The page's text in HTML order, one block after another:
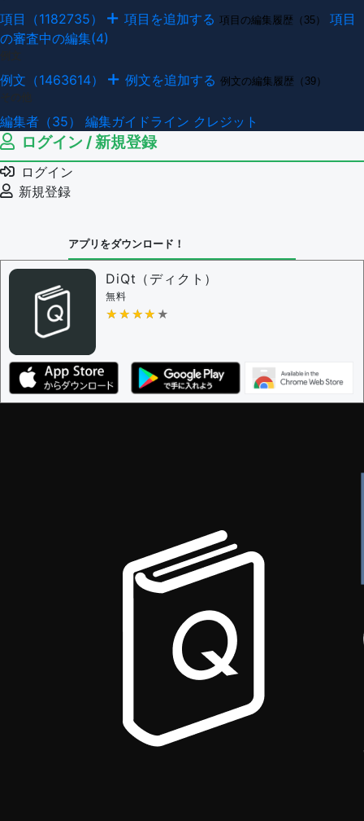
項目（1182735） 項目を追加する 項目の編集履歴（35）
項目
の審査中の編集(4)
例文（1463614） 例文を追加する 例文の編集履歴（39）
編集者（35） 編集ガイドライン クレジット
ログイン / 新規登録
ログイン
新規登録
アプリをダウンロード！
DiQt（ディクト）
無料
★★★★★
★★★★★